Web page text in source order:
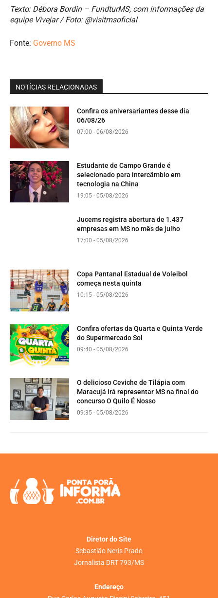
Texto: Débora Bordin – FundturMS, com informações da
equipe Vivejar / Foto: @visitmsoficial
Fonte: Governo MS
NOTÍCIAS RELACIONADAS
Confira os aniversariantes desse dia
06/08/26
07:00 - 06/08/2026
Estudante de Campo Grande é
selecionado para intercâmbio em
tecnologia na China
19:05 - 05/08/2026
Jucems registra abertura de 1.437
empresas em MS no mês de julho
17:00 - 05/08/2026
Copa Pantanal Estadual de Voleibol
começa nesta quinta
10:15 - 05/08/2026
Confira ofertas da Quarta e Quinta Verde
do Supermercado Sol
09:40 - 05/08/2026
O delicioso Ceviche de Tilápia com
Maracujá irá representar MS na final do
concurso O Quilo É Nosso
09:35 - 05/08/2026
Diretor do Site
Sebastião Neris Prado
Jornalista DRT 793/MS
Endereço